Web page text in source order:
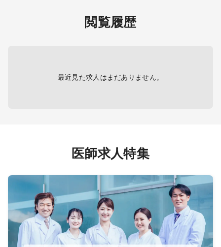
閲覧履歴
最近見た求人はまだありません。
医師求人特集